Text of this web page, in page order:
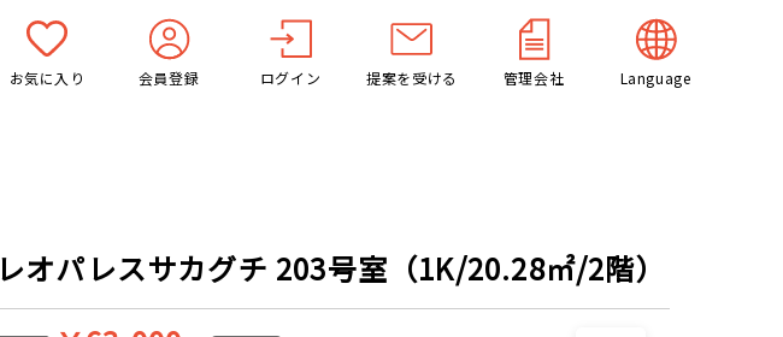
お気に入り 会員登録 ログイン 提案を受ける 管理会社 Language
レオパレスサカグチ 203号室（1K/20.28㎡/2階）